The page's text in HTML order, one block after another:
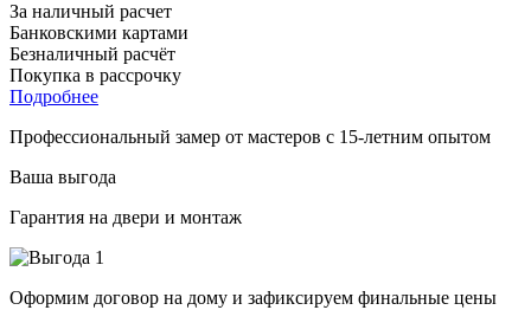
За наличный расчет
Банковскими картами
Безналичный расчёт
Покупка в рассрочку
Подробнее
Профессиональный замер от мастеров с 15-летним опытом
Ваша выгода
Гарантия на двери и монтаж
Оформим договор на дому и зафиксируем финальные цены